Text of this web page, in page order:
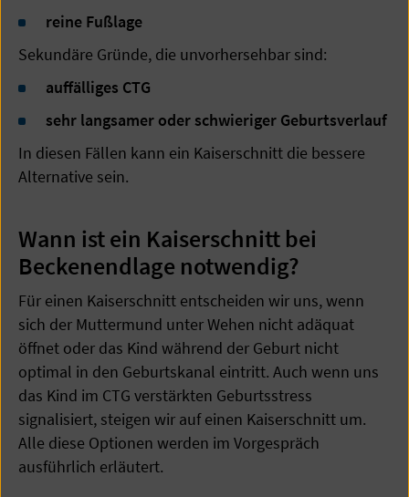
reine Fußlage
Sekundäre Gründe, die unvorhersehbar sind:
auffälliges CTG
sehr langsamer oder schwieriger Geburtsverlauf
In diesen Fällen kann ein Kaiserschnitt die bessere
Alternative sein.
Wann ist ein Kaiserschnitt bei
Beckenendlage notwendig?
Für einen Kaiserschnitt entscheiden wir uns, wenn
sich der Muttermund unter Wehen nicht adäquat
öffnet oder das Kind während der Geburt nicht
optimal in den Geburtskanal eintritt. Auch wenn uns
das Kind im CTG verstärkten Geburtsstress
signalisiert, steigen wir auf einen Kaiserschnitt um.
Alle diese Optionen werden im Vorgespräch
ausführlich erläutert.